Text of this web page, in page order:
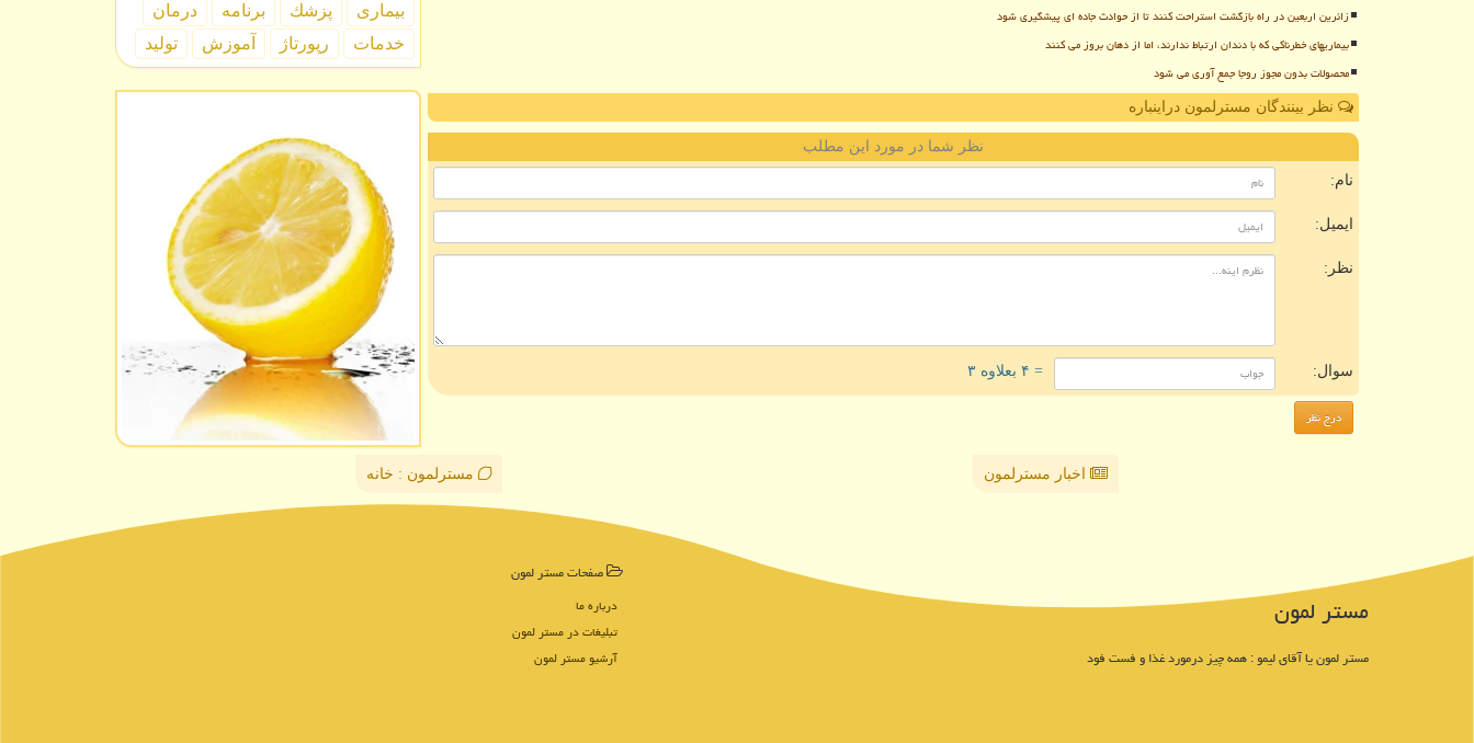
زائرین اربعین در راه بازگشت استراحت کنند تا از حوادث جاده ای پیشگیری شود
بیماریهای خطرناکی که با دندان ارتباط ندارند، اما از دهان بروز می کنند
محصولات بدون مجوز روجا جمع آوری می شود
نظر بینندگان مسترلمون دراینباره
نظر شما در مورد این مطلب
نام:
ایمیل:
نظر:
سوال: = ۴ بعلاوه ۳
بیماری پزشك برنامه
درمان
خدمات
رپورتاژ آموزش تولید
اخبار مسترلمون مسترلمون : خانه
مستر لمون
مستر لمون یا آقای لیمو : همه چیز درمورد غذا و فست فود
صفحات مستر لمون
درباره ما
تبلیغات در مستر لمون
آرشیو مستر لمون